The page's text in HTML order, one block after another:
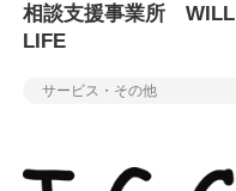
相談支援事業所 WILL
LIFE
サービス・その他